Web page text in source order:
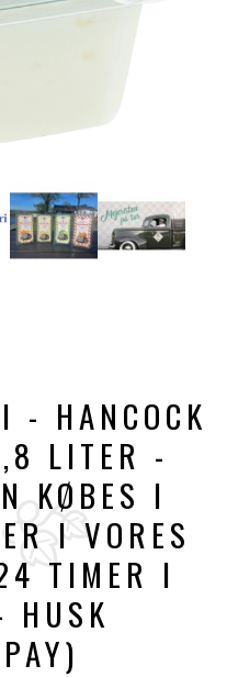
- HANCOCK
LITER -
KØBES I
I VORES
TIMER I
HUSK